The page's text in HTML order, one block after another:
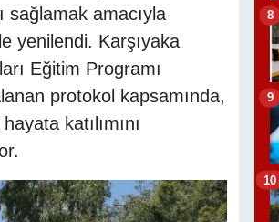
sağlamak amacıyla
yenilendi. Karşıyaka
Eğitim Programı
protokol kapsamında,
katılımını
8
9
10